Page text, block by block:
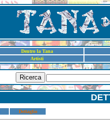
Dentro la Tana
Artisti
Ricerca
Dettaglio